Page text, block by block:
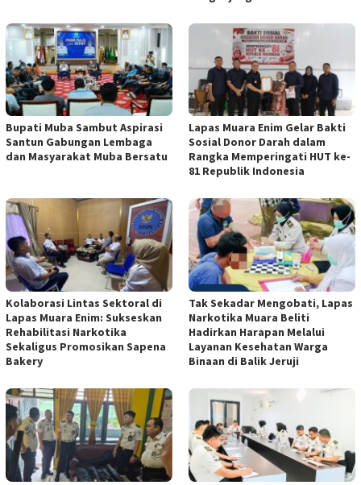
Bupati Muba Sambut Aspirasi
Santun Gabungan Lembaga
dan Masyarakat Muba Bersatu
Lapas Muara Enim Gelar Bakti
Sosial Donor Darah dalam
Rangka Memperingati HUT ke-
81 Republik Indonesia
Kolaborasi Lintas Sektoral di
Lapas Muara Enim: Sukseskan
Rehabilitasi Narkotika
Sekaligus Promosikan Sapena
Bakery
Tak Sekadar Mengobati, Lapas
Narkotika Muara Beliti
Hadirkan Harapan Melalui
Layanan Kesehatan Warga
Binaan di Balik Jeruji